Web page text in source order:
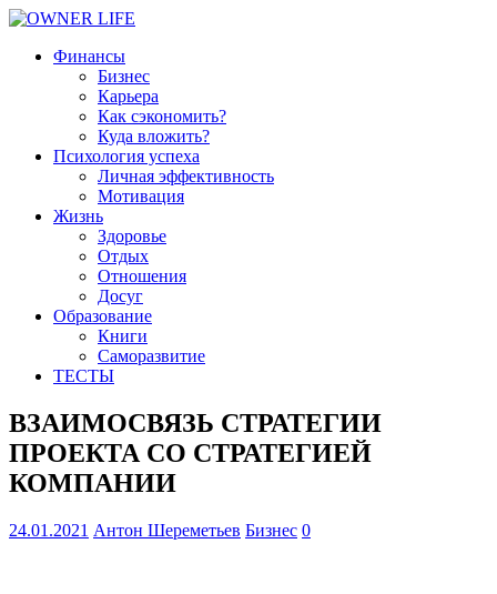
Финансы
Бизнес
Карьера
Как сэкономить?
Куда вложить?
Психология успеха
Личная эффективность
Мотивация
Жизнь
Здоровье
Отдых
Отношения
Досуг
Образование
Книги
Саморазвитие
ТЕСТЫ
ВЗАИМОСВЯЗЬ СТРАТЕГИИ
ПРОЕКТА СО СТРАТЕГИЕЙ
КОМПАНИИ
24.01.2021 Антон Шереметьев Бизнес 0